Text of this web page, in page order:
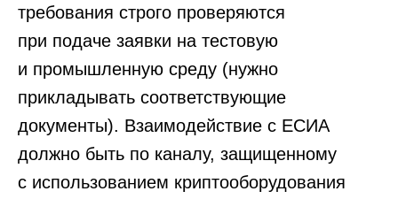
требования строго проверяются
при подаче заявки на тестовую
и промышленную среду (нужно
прикладывать соответствующие
документы). Взаимодействие с ЕСИА
должно быть по каналу, защищенному
с использованием криптооборудования
на разработку средств защиты
Либо использовать «типовое
решение».
Детальное описание требований
приведено ниже.